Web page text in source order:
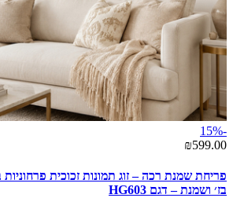
-15%
₪599.00
פריחת שמנת רכה – זוג תמונות זכוכית
בז׳ ושמנת – דגם HG603